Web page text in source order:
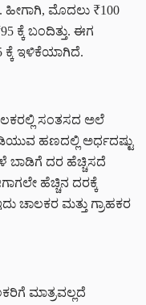
ಮೊದಲು ₹100
ಕ್ಕೆ ಬಂದಿತ್ತು. ಈಗ
ಕ್ಕೆ ಇಳಿಕೆಯಾಗಿದೆ.
ಸಂತಸದ ಅಲೆ
ಹಣದಲ್ಲಿ ಅರ್ಧದಷ್ಟು
ಬಾಡಿಗೆ ದರ ಹೆಚ್ಚಿಸದೆ
ಹೆಚ್ಚಿನ ದರಕ್ಕೆ
ಚಾಲಕರ ಮತ್ತು ಗ್ರಾಹಕರ
ಮಾತ್ರವಲ್ಲದೆ